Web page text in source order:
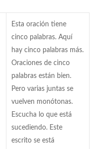
Esta oración tiene
cinco palabras. Aquí
hay cinco palabras más.
Oraciones de cinco
palabras están bien.
Pero varias juntas se
vuelven monótonas.
Escucha lo que está
sucediendo. Este
escrito se está